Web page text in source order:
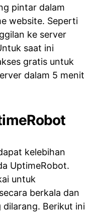
pintar dalam
website. Seperti
ke server
saat ini
gratis untuk
dalam 5 menit
kelebihan
UptimeRobot.
untuk
berkala dan
Berikut ini